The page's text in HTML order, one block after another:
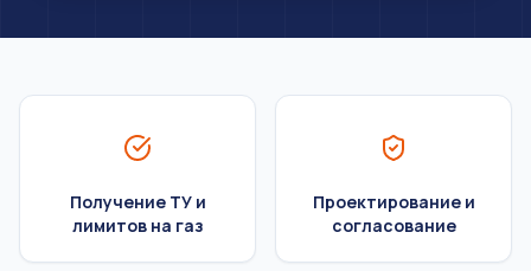
Получение ТУ и
лимитов на газ
Проектирование и
согласование